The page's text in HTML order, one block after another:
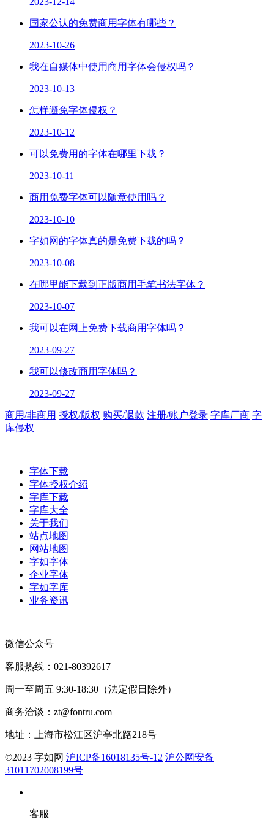
国家公认的免费商用字体有哪些？
2023-10-26
我在自媒体中使用商用字体会侵权吗？
2023-10-13
怎样避免字体侵权？
2023-10-12
可以免费用的字体在哪里下载？
2023-10-11
商用免费字体可以随意使用吗？
2023-10-10
字如网的字体真的是免费下载的吗？
2023-10-08
在哪里能下载到正版商用毛笔书法字体？
2023-10-07
我可以在网上免费下载商用字体吗？
2023-09-27
我可以修改商用字体吗？
2023-09-27
商用/非商用 授权/版权 购买/退款 注册/账户登录 字库厂商 字
库侵权
字体下载
字体授权介绍
字库下载
字库大全
关于我们
站点地图
网站地图
字如字体
企业字体
字如字库
业务资讯
微信公众号
客服热线：021-80392617
周一至周五 9:30-18:30（法定假日除外）
商务洽谈：zt@fontru.com
地址：上海市松江区沪亭北路218号
©️2023 字如网 沪ICP备16018135号-12 沪公网安备
31011702008199号
客服